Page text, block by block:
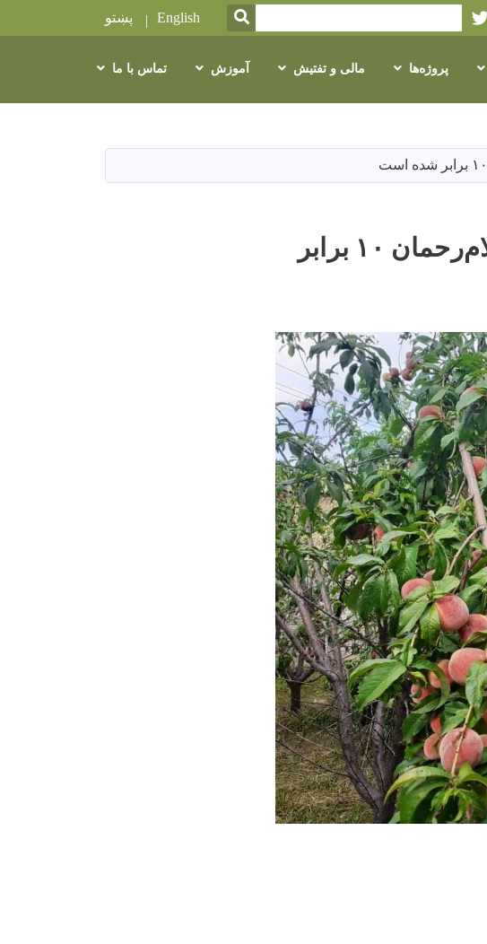
Twitter
Search
SEARCH
English پښتو
پروژه‌ها مالی و تفتیش آموزش تماس با ما
باغداری با روش‌های نوین: حاصل زمین غلام‌رحمان ۱۰ برابر